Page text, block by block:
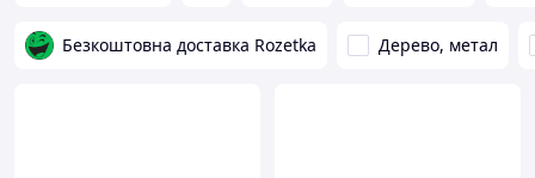
Безкоштовна доставка Rozetka Дерево, метал